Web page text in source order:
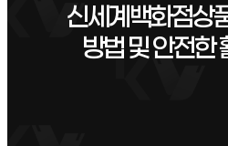
신세계백화점상
방법 및 안전한